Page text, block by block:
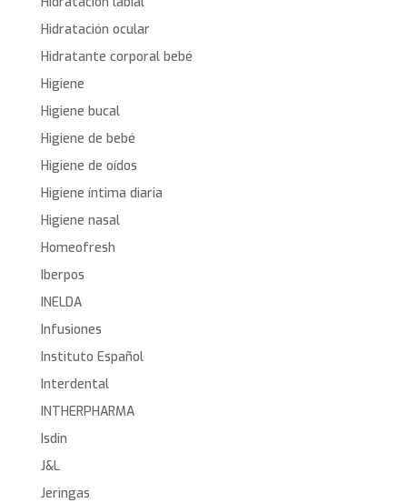
Hidratación ocular
Hidratante corporal bebé
Higiene
Higiene bucal
Higiene de bebé
Higiene de oídos
Higiene íntima diaria
Higiene nasal
Homeofresh
Iberpos
INELDA
Infusiones
Instituto Español
Interdental
INTHERPHARMA
Isdin
J&L
Jeringas